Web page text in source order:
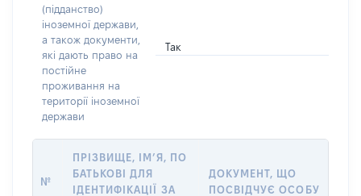
(підданство)
іноземної держави,
а також документи,
які дають право на
постійне
проживання на
території іноземної
держави
Так
№
ПРІЗВИЩЕ, ІМ’Я, ПО
БАТЬКОВІ ДЛЯ
ІДЕНТИФІКАЦІЇ ЗА
ДОКУМЕНТ, ЩО
ПОСВІДЧУЄ ОСОБУ